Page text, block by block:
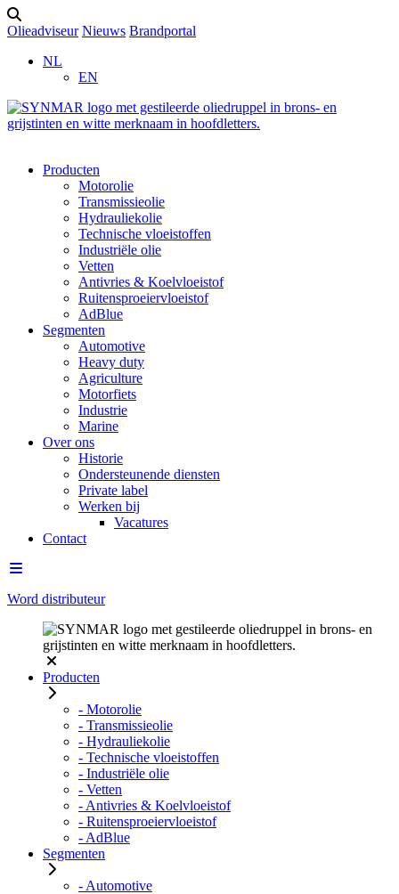
Olieadviseur Nieuws Brandportal
NL
EN
Producten
Motorolie
Transmissieolie
Hydrauliekolie
Technische vloeistoffen
Industriële olie
Vetten
Antivries & Koelvloeistof
Ruitensproeiervloeistof
AdBlue
Segmenten
Automotive
Heavy duty
Agriculture
Motorfiets
Industrie
Marine
Over ons
Historie
Ondersteunende diensten
Private label
Werken bij
Vacatures
Contact
Word distributeur
Producten
- Motorolie
- Transmissieolie
- Hydrauliekolie
- Technische vloeistoffen
- Industriële olie
- Vetten
- Antivries & Koelvloeistof
- Ruitensproeiervloeistof
- AdBlue
Segmenten
- Automotive